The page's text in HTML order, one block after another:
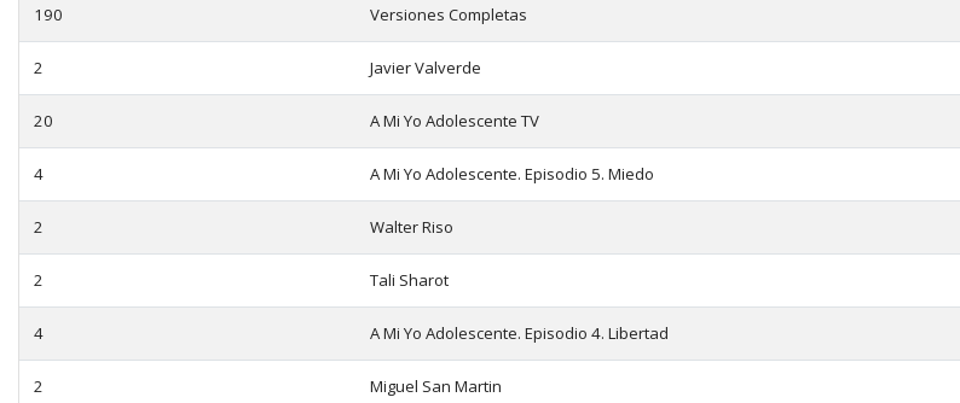
190 Versiones Completas
2 Javier Valverde
20 A Mi Yo Adolescente TV
4 A Mi Yo Adolescente. Episodio 5. Miedo
2 Walter Riso
2 Tali Sharot
4 A Mi Yo Adolescente. Episodio 4. Libertad
2 Miguel San Martin